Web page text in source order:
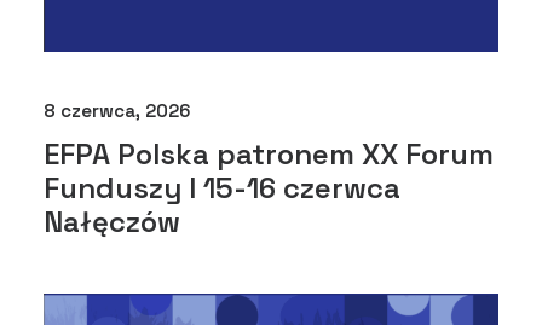
8 czerwca, 2026
EFPA Polska patronem XX Forum
Funduszy I 15-16 czerwca
Nałęczów